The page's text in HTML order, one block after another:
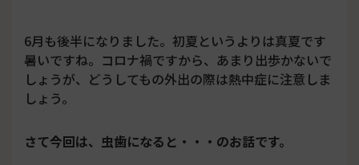
6月も後半になりました。初夏というよりは真夏です
暑いですね。コロナ禍ですから、あまり出歩かないで
しょうが、どうしてもの外出の際は熱中症に注意しま
しょう。
さて今回は、虫歯になると・・・のお話です。